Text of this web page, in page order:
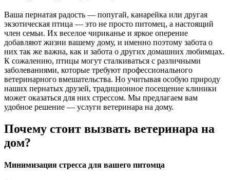
Ваша пернатая радость — попугай, канарейка или другая
экзотическая птица — это не просто питомец, а настоящий
член семьи. Их веселое чириканье и яркое оперение
добавляют жизни вашему дому, и именно поэтому забота о
них так же важна, как и забота о других домашних любимцах.
К сожалению, птицы могут сталкиваться с различными
заболеваниями, которые требуют профессионального
ветеринарного вмешательства. Но учитывая особую природу
наших пернатых друзей, традиционное посещение клиники
может оказаться для них стрессом. Мы предлагаем вам
удобное решение — услуги ветеринара на дому.
Почему стоит вызвать ветеринара на
дом?
Минимизация стресса для вашего питомца